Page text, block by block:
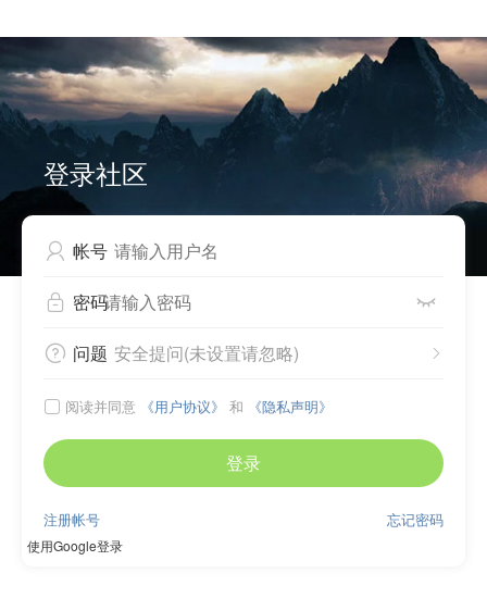
Can not write to cache files, please check directory
./source/plugin/comiis_app/comiis_info/ .
登录社区
 帐号
 密码 
 问题 
安全提问(未设置请忽略)
 阅读并同意 《用户协议》 和 《隐私声明》
登录
忘记密码
注册帐号
使用Google登录